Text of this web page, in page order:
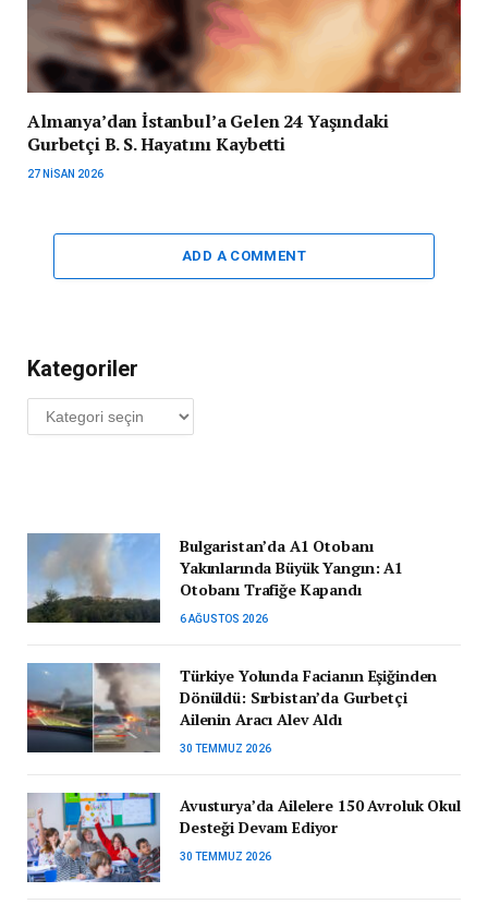
Almanya’dan İstanbul’a Gelen 24 Yaşındaki
Gurbetçi B. S. Hayatını Kaybetti
27 NISAN 2026
ADD A COMMENT
Kategoriler
Kategoriler
Bulgaristan’da A1 Otobanı
Yakınlarında Büyük Yangın: A1
Otobanı Trafiğe Kapandı
6 AĞUSTOS 2026
Türkiye Yolunda Facianın Eşiğinden
Dönüldü: Sırbistan’da Gurbetçi
Ailenin Aracı Alev Aldı
30 TEMMUZ 2026
Avusturya’da Ailelere 150 Avroluk Okul
Desteği Devam Ediyor
30 TEMMUZ 2026